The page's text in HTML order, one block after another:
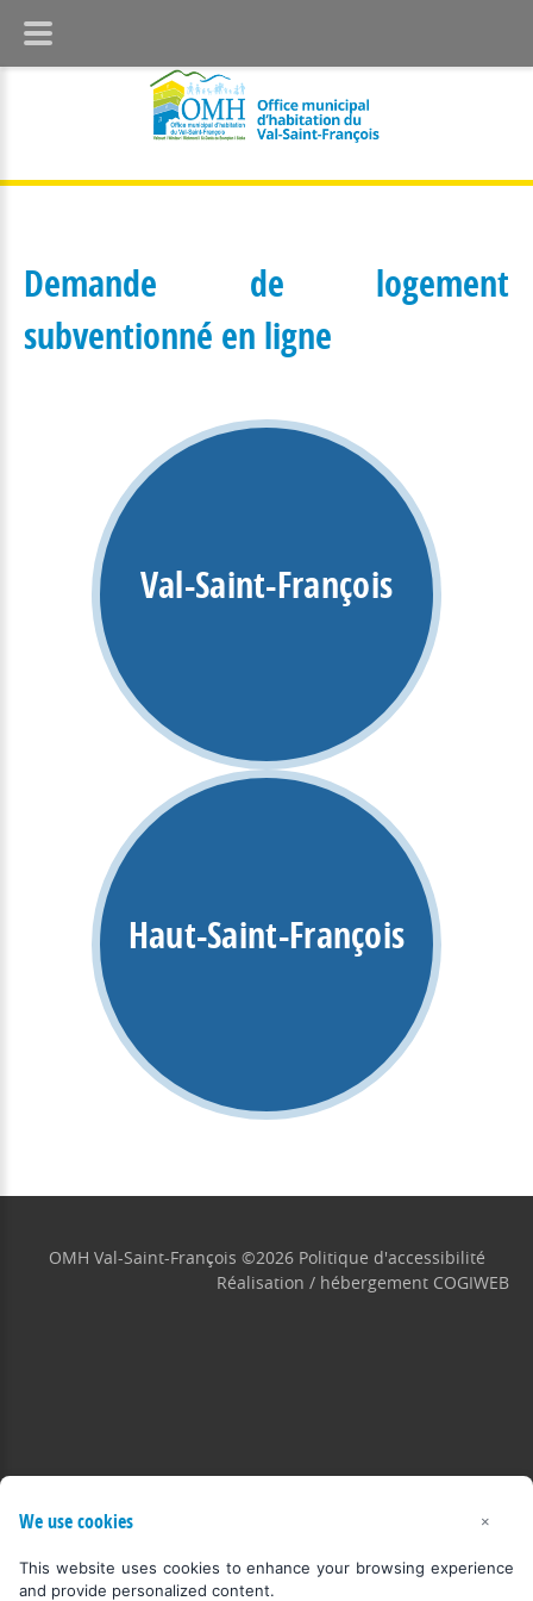
×
We use cookies
This website uses cookies to enhance your browsing experience
and provide personalized content.
Demande de logement
subventionné en ligne
Val-Saint-François
Haut-Saint-François
OMH Val-Saint-François ©2026 Politique d'accessibilité
Réalisation / hébergement COGIWEB